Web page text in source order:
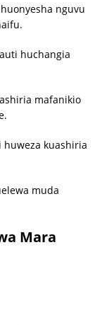
nguvu
huchangia
mafanikio
huweza kuashiria
muda
Mara